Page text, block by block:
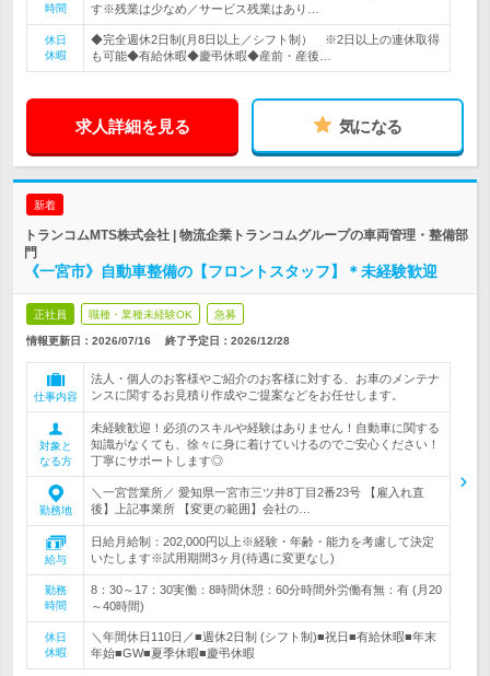
時間
す※残業は少なめ／サービス残業はあり…
休日
休暇
◆完全週休2日制(月8日以上／シフト制） ※2日以上の連休取得
も可能◆有給休暇◆慶弔休暇◆産前・産後…
求人詳細を見る 気になる
新着
トランコムMTS株式会社 | 物流企業トランコムグループの車両管理・整備部
門
《一宮市》自動車整備の【フロントスタッフ】＊未経験歓迎
正社員 職種・業種未経験OK 急募
情報更新日：2026/07/16 終了予定日： 2026/12/28
仕事内容
法人・個人のお客様やご紹介のお客様に対する、お車のメンテナ
ンスに関するお見積り作成やご提案などをお任せします。
対象と
なる方
未経験歓迎！必須のスキルや経験はありません！自動車に関する
知識がなくても、徐々に身に着けていけるのでご安心ください！
丁寧にサポートします◎
勤務地
＼一宮営業所／ 愛知県一宮市三ツ井8丁目2番23号 【雇入れ直
後】上記事業所 【変更の範囲】会社の…
給与
日給月給制：202,000円以上※経験・年齢・能力を考慮して決定
いたします※試用期間3ヶ月(待遇に変更なし)
勤務
時間
8：30～17：30実働：8時間休憩：60分時間外労働有無：有 (月20
～40時間)
休日
休暇
＼年間休日110日／■週休2日制 (シフト制)■祝日■有給休暇■年末
年始■GW■夏季休暇■慶弔休暇